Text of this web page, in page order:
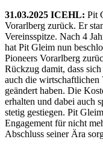
31.03.2025 ICEHL: Pit
Vorarlberg zurück. Er
Vereinsspitze. Nach 4
hat Pit Gleim nun
Pioneers Vorarlberg
Rückzug damit, dass
auch die wirtschaftlichen
geändert haben. Die
erhalten und dabei auch
stetig gestiegen. Pit
Engagement für nicht
Abschluss seiner Ära